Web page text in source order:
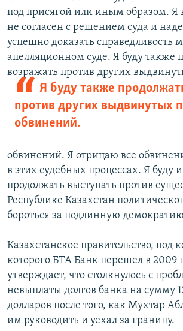
под присягой или иным образом. Я
не согласен с решением суда и
успешно доказать справедливость
апелляционном суде. Я буду также
возражать против других
Я буду также
против других выдвинутых
обвинений.
обвинений. Я отрицаю все
в этих судебных процессах. Я буду
продолжать выступать против
Республике Казахстан
бороться за подлинную
Казахстанское правительство, под
которого БТА Банк перешел в 2009
утверждает, что столкнулось с
невыплаты долгов банка на сумму
долларов после того, как Мухтар
им руководить и уехал за границу.